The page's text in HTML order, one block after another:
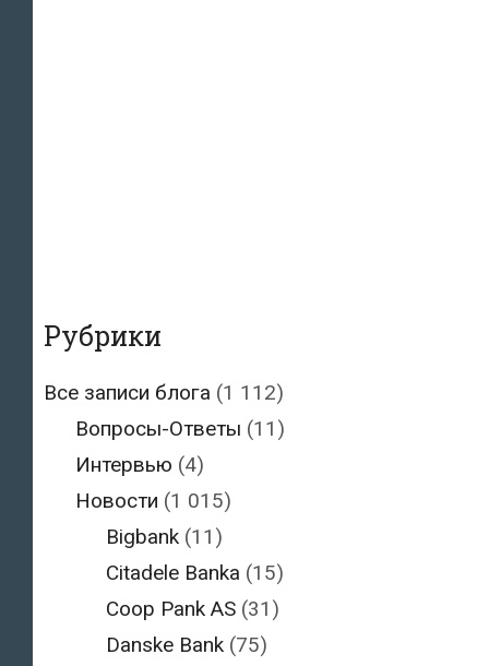
Рубрики
Все записи блога (1 112)
Вопросы-Ответы (11)
Интервью (4)
Новости (1 015)
Bigbank (11)
Citadele Banka (15)
Coop Pank AS (31)
Danske Bank (75)